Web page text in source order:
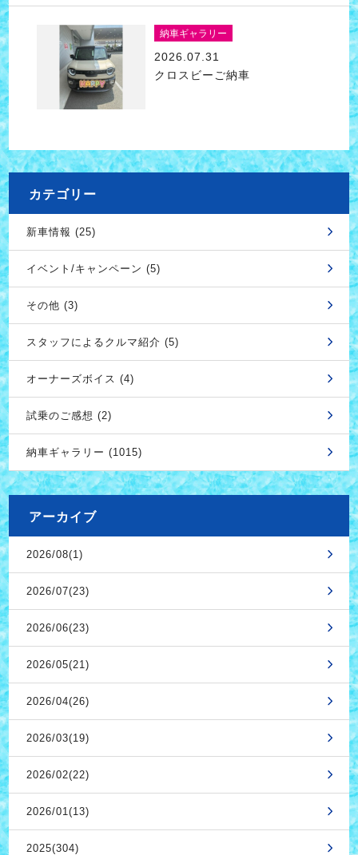
納車ギャラリー
2026.07.31
クロスビーご納車
カテゴリー
新車情報 (25)
イベント/キャンペーン (5)
その他 (3)
スタッフによるクルマ紹介 (5)
オーナーズボイス (4)
試乗のご感想 (2)
納車ギャラリー (1015)
アーカイブ
2026/08(1)
2026/07(23)
2026/06(23)
2026/05(21)
2026/04(26)
2026/03(19)
2026/02(22)
2026/01(13)
2025(304)